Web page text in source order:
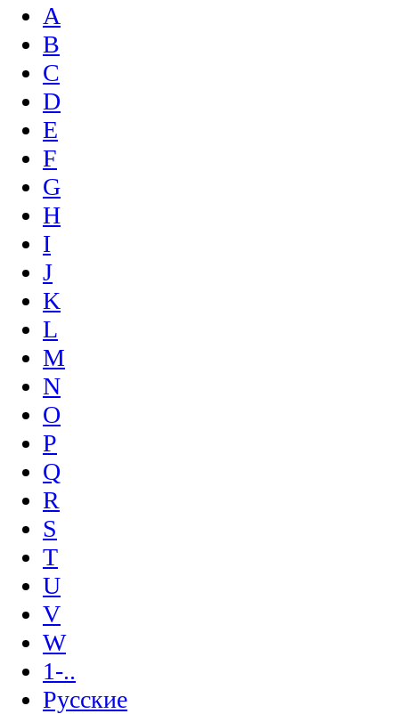
A
B
C
D
E
F
G
H
I
J
K
L
M
N
O
P
Q
R
S
T
U
V
W
1-..
Русские